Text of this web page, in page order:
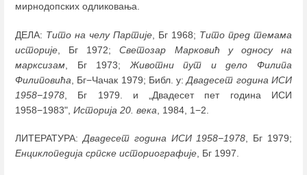
мирнодопских одликовања.
ДЕЛА: Тито на челу Партије , Бг 1968; Тито пред темама
историје , Бг 1972;Светозар Марковић у односу на
марксизам , Бг 1973; Животни пут и дело Филипа
Филиповића , Бг−Чачак 1979; Библ. у:Двадесет година ИСИ
1958−1978 , Бг 1979. и „Двадесет пет година ИСИ
1958−1983", Историја 20. века , 1984, 1−2.
ЛИТЕРАТУРА: Двадесет година ИСИ 1958−1978 , Бг 1979;
Енциклопедија српске историографије , Бг 1997.